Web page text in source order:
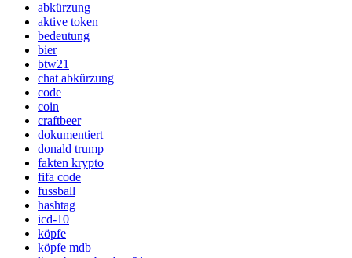
abkürzung
aktive token
bedeutung
bier
btw21
chat abkürzung
code
coin
craftbeer
dokumentiert
donald trump
fakten krypto
fifa code
fussball
hashtag
icd-10
köpfe
köpfe mdb